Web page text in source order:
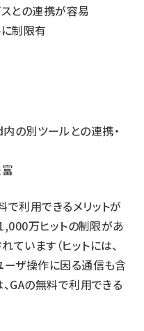
との連携が容易
制限有
別ツールとの連携・
で利用できるメリットが
万ヒットの制限があ
ています（ヒットには、
ーザ操作に因る通信も含
、GAの無料で利用できる